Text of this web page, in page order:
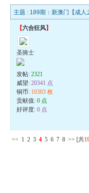
主题 : 189期：新澳门【成人
【六合狂风】
圣骑士
发帖:2321
威望:20341 点
铜币: 10303 枚
贡献值:0 点
好评度:0 点
<< 1 2 3 4 5 6 7 8 >> [共